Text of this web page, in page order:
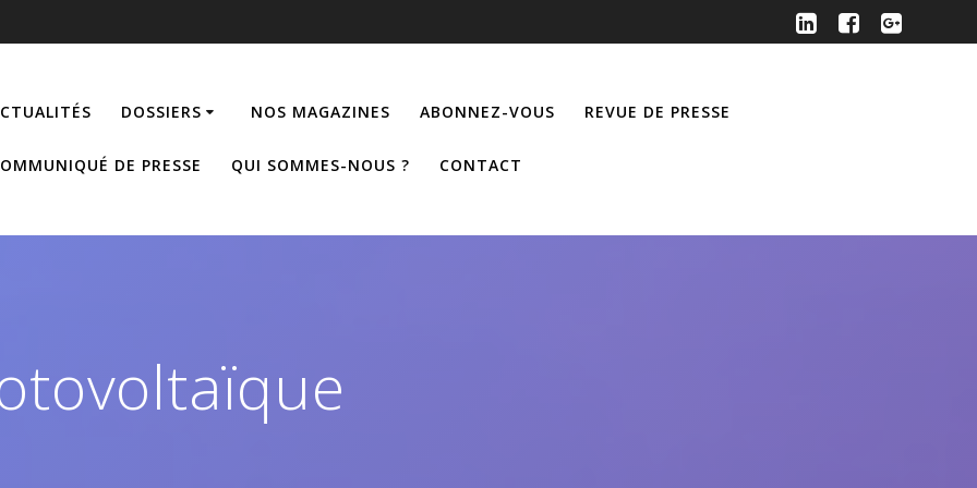
DOSSIERS NOS MAGAZINES ABONNEZ-VOUS REVUE DE PRESSE
DE PRESSE QUI SOMMES-NOUS ? CONTACT